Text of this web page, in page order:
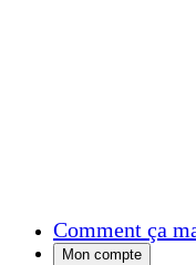
Comment ça
Mon compte